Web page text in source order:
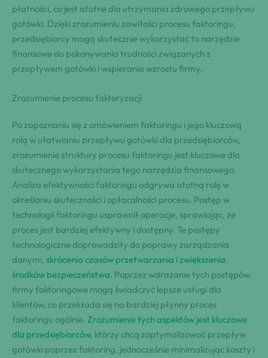
płatności, co jest istotne dla utrzymania zdrowego przepływu
gotówki. Dzięki zrozumieniu zawiłości procesu faktoringu,
przedsiębiorcy mogą skutecznie wykorzystać to narzędzie
finansowe do pokonywania trudności związanych z
przepływem gotówki i wspierania wzrostu firmy.
Zrozumienie procesu faktoryzacji
Po zapoznaniu się z omówieniem faktoringu i jego kluczową
rolą w ułatwianiu przepływu gotówki dla przedsiębiorców,
zrozumienie struktury procesu faktoringu jest kluczowe dla
skutecznego wykorzystania tego narzędzia finansowego.
Analiza efektywności faktoringu odgrywa istotną rolę w
określaniu skuteczności i opłacalności procesu. Postęp w
technologii faktoringu usprawnił operacje, sprawiając, że
proces jest bardziej efektywny i dostępny. Te postępy
technologiczne doprowadziły do poprawy zarządzania
danymi, skrócenia czasów przetwarzania i zwiększenia
środków bezpieczeństwa. Poprzez wdrażanie tych postępów,
firmy faktoringowe mogą świadczyć lepsze usługi dla
klientów, co przekłada się na bardziej płynny proces
faktoringu ogólnie. Zrozumienie tych aspektów jest kluczowe
dla przedsiębiorców, którzy chcą zoptymalizować przepływ
gotówki poprzez faktoring, jednocześnie minimalizując koszty i